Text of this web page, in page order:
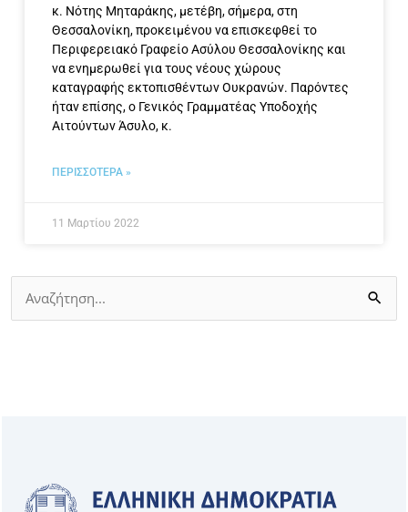
κ. Νότης Μηταράκης, μετέβη, σήμερα, στη
Θεσσαλονίκη, προκειμένου να επισκεφθεί το
Περιφερειακό Γραφείο Ασύλου Θεσσαλονίκης και
να ενημερωθεί για τους νέους χώρους
καταγραφής εκτοπισθέντων Ουκρανών. Παρόντες
ήταν επίσης, ο Γενικός Γραμματέας Υποδοχής
Αιτούντων Άσυλο, κ.
ΠΕΡΙΣΣΟΤΕΡΑ »
11 Μαρτίου 2022
Αναζήτηση
για: